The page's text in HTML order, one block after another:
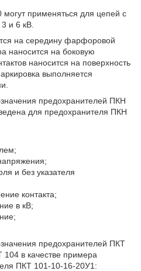
применяться для цепей с
и 6 кВ.
на середину фарфоровой
наносится на боковую
наносится на поверхность
выполняется
предохранителей ПКН
для предохранителя ПКН
и без указателя
контакта;
в кВ;
предохранителей ПКТ
в качестве примера
ПКТ 101-10-16-20У1: